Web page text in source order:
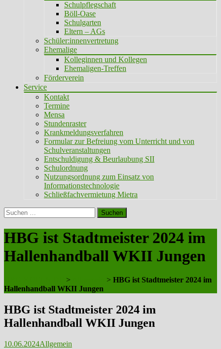
Schulpflegschaft
Böll-Oase
Schulgarten
Eltern – AGs
Schüler:innenvertretung
Ehemalige
Kolleginnen und Kollegen
Ehemaligen-Treffen
Förderverein
Service
Kontakt
Termine
Mensa
Stundenraster
Krankmeldungsverfahren
Formular zur Befreiung vom Unterricht und von
Schulveranstaltungen
Entschuldigung & Beurlaubung SII
Schulordnung
Nutzungsordnung zum Einsatz von
Informationstechnologie
Schließfachvermietung Mietra
Suchen
nach:
HBG ist Stadtmeister 2024 im
Hallenhandball WKII Jungen
> > HBG ist Stadtmeister 2024 im
Hallenhandball WKII Jungen
HBG ist Stadtmeister 2024 im
Hallenhandball WKII Jungen
10.06.2024Allgemein